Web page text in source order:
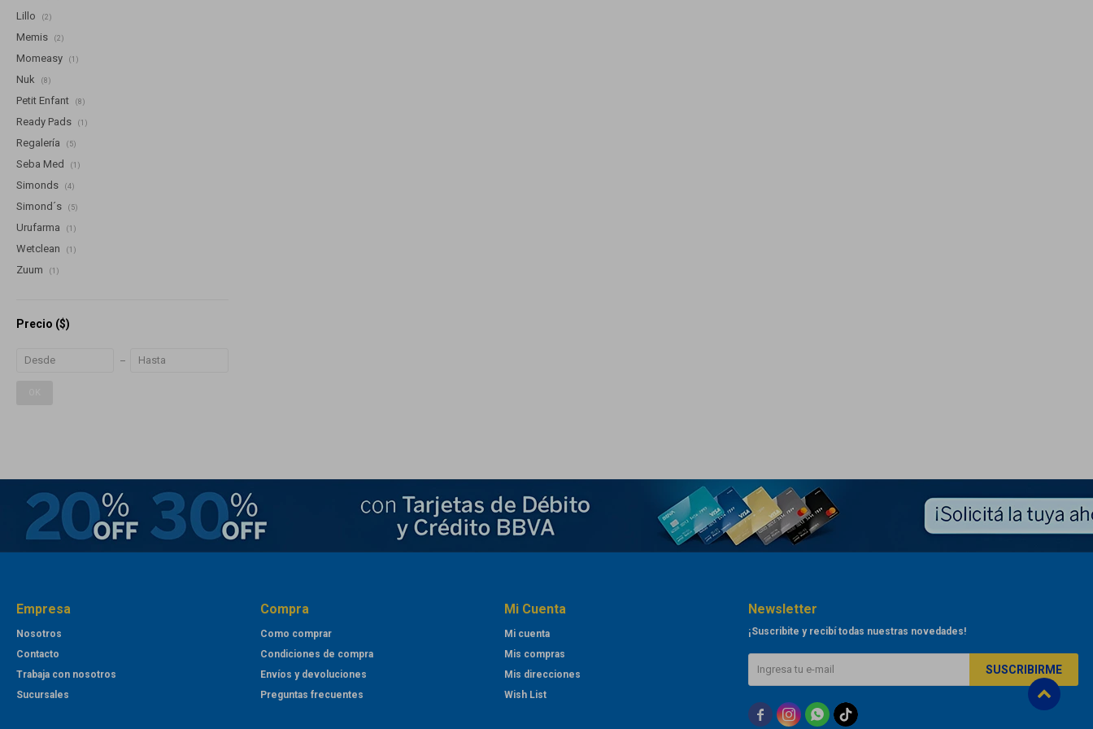
Lillo (2)
Memis (2)
Momeasy (1)
Nuk (8)
Petit Enfant (8)
Ready Pads (1)
Regalería (5)
Seba Med (1)
Simonds (4)
Simond´s (5)
Urufarma (1)
Wetclean (1)
Zuum (1)
Precio ($)
Empresa
Nosotros
Contacto
Trabaja con nosotros
Sucursales
Compra
Como comprar
Condiciones de compra
Envíos y devoluciones
Preguntas frecuentes
Mi Cuenta
Mi cuenta
Mis compras
Mis direcciones
Wish List
Newsletter
¡Suscribite y recibí todas nuestras novedades!
SUSCRIBIRME
  